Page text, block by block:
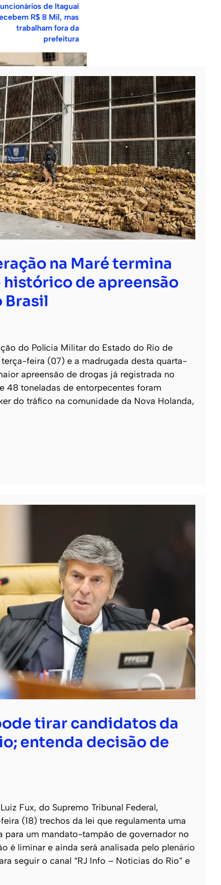
de Itaguaí
R$ 8 Mil, mas
trabalham fora da
prefeitura
na Maré termina
de apreensão
Brasil
do Polícia Militar do Estado do Rio de
feira (07) e a madrugada desta quarta-
apreensão de drogas já registrada no
48 toneladas de entorpecentes foram
do tráfico na comunidade da Nova Holanda,
tirar candidatos da
entenda decisão de
Fux, do Supremo Tribunal Federal,
(18) trechos da lei que regulamenta uma
para um mandato-tampão de governador no
é liminar e ainda será analisada pelo plenário
seguir o canal “RJ Info – Noticias do Rio” e